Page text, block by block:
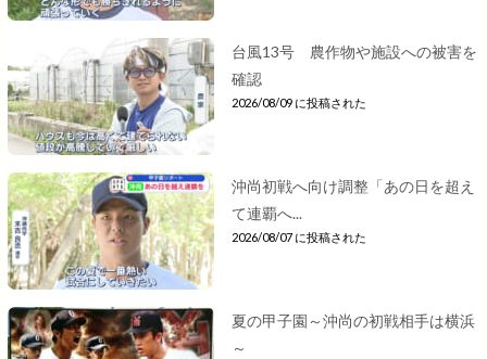
台風13号 農作物や施設への被害を
確認
2026/08/09 に投稿された
沖尚初戦へ向け調整「あの日を超え
て連覇へ...
2026/08/07 に投稿された
夏の甲子園～沖尚の初戦相手は横浜
～